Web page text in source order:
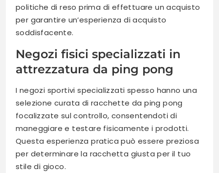
politiche di reso prima di effettuare un acquisto
per garantire un’esperienza di acquisto
soddisfacente.
Negozi fisici specializzati in
attrezzatura da ping pong
I negozi sportivi specializzati spesso hanno una
selezione curata di racchette da ping pong
focalizzate sul controllo, consentendoti di
maneggiare e testare fisicamente i prodotti.
Questa esperienza pratica può essere preziosa
per determinare la racchetta giusta per il tuo
stile di gioco.